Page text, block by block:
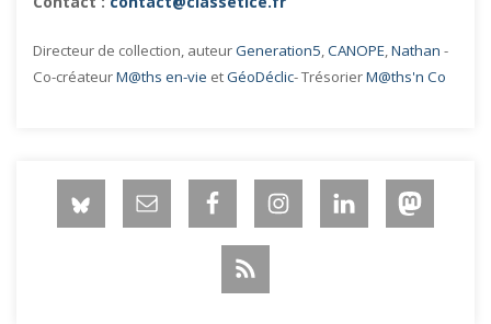
Directeur de collection, auteurGeneration5,CANOPE,Nathan -
Co-créateurM@ths en-vie etGéoDéclic- TrésorierM@ths'n Co